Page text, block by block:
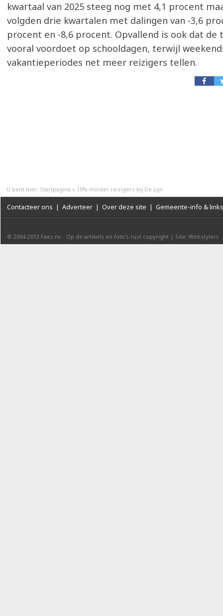
kwartaal van 2025 steeg nog met 4,1 procent
volgden drie kwartalen met dalingen van -3,6
procent en -8,6 procent. Opvallend is ook dat de
vooral voordoet op schooldagen, terwijl
vakantieperiodes net meer reizigers tellen.
U bent hier: Startpagina » 10% minder reizigers bij De Lijn
Contacteer ons | Adverteer | Over deze site | Gemeente-info & links
© 2004-2013 Faes nv - Op de artikels en foto’s rust copyright | Site: Webstylers